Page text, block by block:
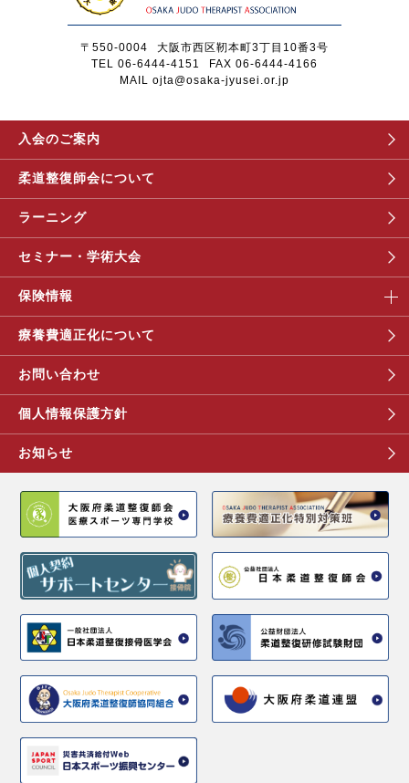
〒550-0004
大阪市西区靭本町3丁目10番3号
TEL 06-6444-4151
FAX 06-6444-4166
MAIL ojta@osaka-jyusei.or.jp
入会のご案内
柔道整復師会について
ラーニング
セミナー・学術大会
保険情報
療養費適正化について
お問い合わせ
個人情報保護方針
お知らせ